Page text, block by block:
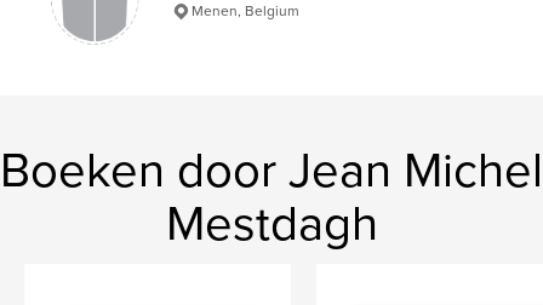
Menen, Belgium
Boeken door Jean Michel
Mestdagh